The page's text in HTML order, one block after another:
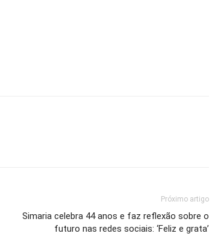
Próximo artigo
Simaria celebra 44 anos e faz reflexão sobre o
futuro nas redes sociais: ‘Feliz e grata’